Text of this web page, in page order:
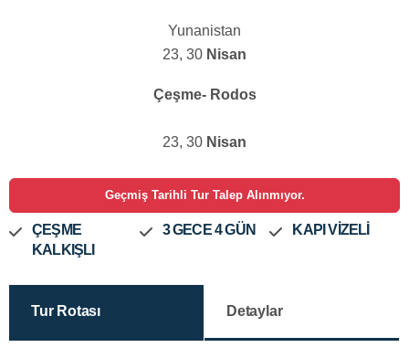
Yunanistan
23, 30 Nisan
Çeşme- Rodos
23, 30 Nisan
Geçmiş Tarihli Tur Talep Alınmıyor.
ÇEŞME
KALKIŞLI
3 GECE 4 GÜN KAPI VİZELİ
Tur Rotası Detaylar